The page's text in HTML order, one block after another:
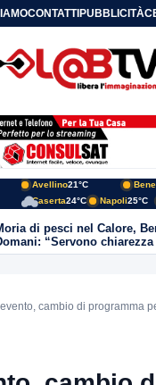
CONTATTIPUBBLICITÀ
Avellino21°C
Caserta24°C Napoli25°C
di pesci nel Calore,
“Servono chiarezza
sulla
cambio di programma